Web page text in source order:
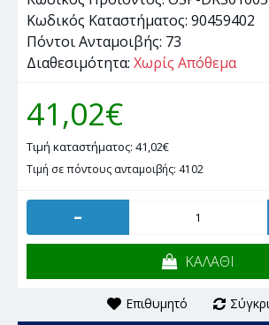
Κωδικός Καταστήματος: 90459402
Πόντοι Ανταμοιβής: 73
Διαθεσιμότητα: Χωρίς Απόθεμα
41,02€
Τιμή καταστήματος: 41,02€
Τιμή σε πόντους ανταμοιβής: 4102
-
ΚΑΛΑΘΙ
Επιθυμητό